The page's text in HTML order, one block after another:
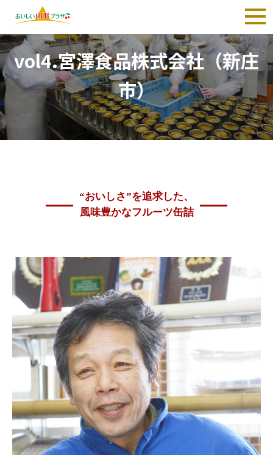
vol4.宮澤食品株式会社（新庄市）
vol4.宮澤食品株式会社（新庄
市）
“おいしさ”を追求した、
風味豊かなフルーツ缶詰